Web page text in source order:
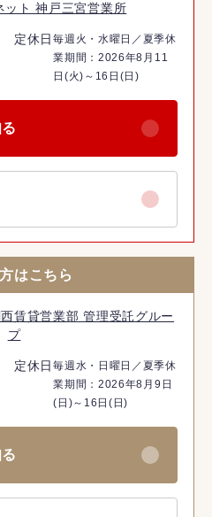
ット 神戸三宮営業所
定休日毎週火・水曜日／夏季休
業期間：2026年8月11
日(火)～16日(日)
はこちら
賃貸営業部 管理受託グルー
プ
定休日毎週水・日曜日／夏季休
業期間：2026年8月9日
(日)～16日(日)